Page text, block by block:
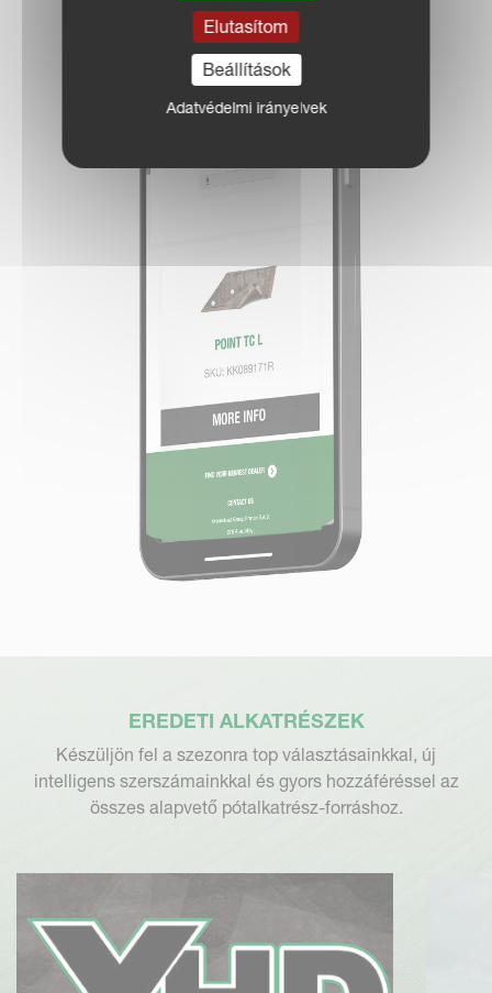
EREDETI ALKATRÉSZEK
Készüljön fel a szezonra top választásainkkal, új
intelligens szerszámainkkal és gyors hozzáféréssel az
összes alapvető pótalkatrész-forráshoz.
Elutasítom
Beállítások
Adatvédelmi irányelvek